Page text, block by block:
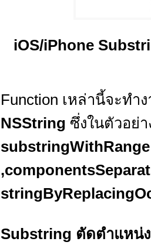
iOS/iPhone
Function เหล่านี้จะท
NSString ซึ่งในตัวอย่
,
Substring ตัดตำแหน่